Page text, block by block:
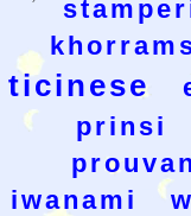
ticinese
prinsi
iwanami